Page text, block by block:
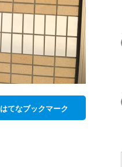
はてなブックマーク
記事を読む
記事を読む